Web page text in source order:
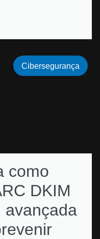
como
DKIM
avançada
Cibersegurança